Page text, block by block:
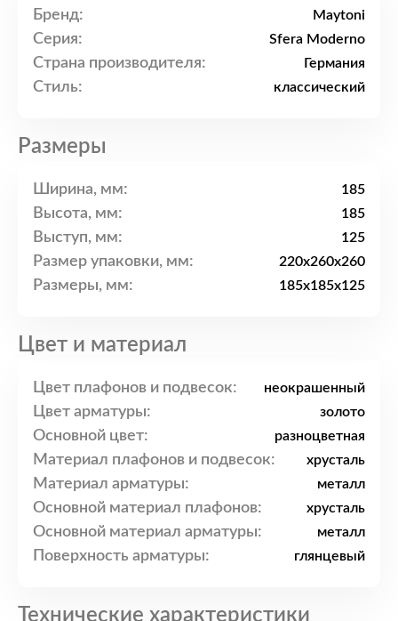
Бренд: Maytoni
Серия: Sfera Moderno
Страна производителя: Германия
Стиль: классический
Размеры
Ширина, мм: 185
Высота, мм: 185
Выступ, мм: 125
Размер упаковки, мм: 220x260x260
Размеры, мм: 185x185x125
Цвет и материал
Цвет плафонов и подвесок: неокрашенный
Цвет арматуры: золото
Основной цвет: разноцветная
Материал плафонов и подвесок: хрусталь
Материал арматуры: металл
Основной материал плафонов: хрусталь
Основной материал арматуры: металл
Поверхность арматуры: глянцевый
Технические характеристики